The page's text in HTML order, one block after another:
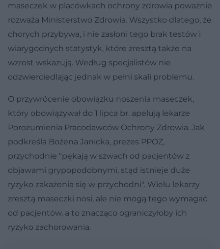
maseczek w placówkach ochrony zdrowia poważnie
rozważa Ministerstwo Zdrowia. Wszystko dlatego, że
chorych przybywa, i nie zasłoni tego brak testów i
wiarygodnych statystyk, które zresztą także na
wzrost wskazują. Według specjalistów nie
odzwierciedlając jednak w pełni skali problemu.
O przywrócenie obowiązku noszenia maseczek,
który obowiązywał do 1 lipca br. apelują lekarze
Porozumienia Pracodawców Ochrony Zdrowia. Jak
podkreśla Bożena Janicka, prezes PPOZ,
przychodnie "pękają w szwach od pacjentów z
objawami grypopodobnymi, stąd istnieje duże
ryzyko zakażenia się w przychodni". Wielu lekarzy
zresztą maseczki nosi, ale nie mogą tego wymagać
od pacjentów, a to znacząco ograniczyłoby ich
ryzyko zachorowania.